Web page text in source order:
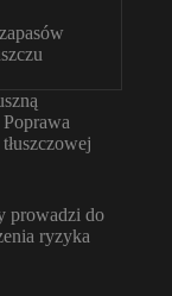
prowadzi do
ryzyka